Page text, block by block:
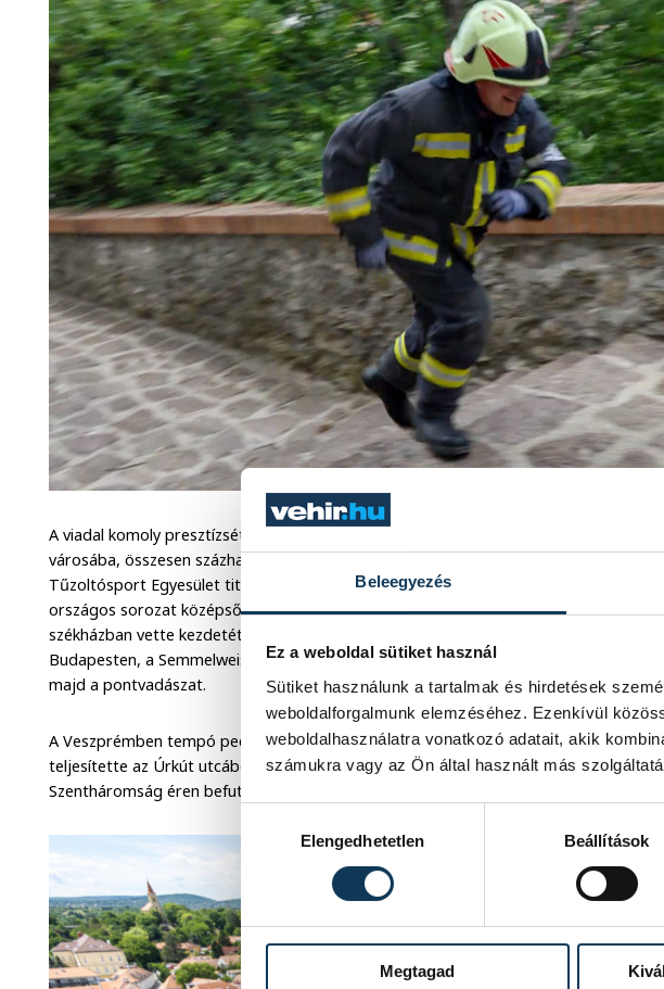
Beleegyezés
Ez a weboldal sütiket használ
Sütiket használunk a tartalmak és hirdetések
weboldalforgalmunk elemzéséhez. Ezenkívül
weboldalhasználatra vonatkozó adatait, akik
számukra vagy az Ön által használt más
Elengedhetetlen
Beállítások
Megtagad
A viadal komoly presztízsét jelzi, hogy az ország minden részéből érkeztek
városába, összesen százharminckét egyéni induló mérte össze a tudását. Németh
Tűzoltósport Egyesület titkára porálunknak elmondta, hogy a veszprémi állomás
országos sorozat középső, kiemelt fordulója. A bajnokság Szolnokon, a tizennyolc
székházban vette kezdetét, a veszprémi várostrom után pedig a hagyományokhoz
Budapesten, a Semmelweis Egyetem Nagyvárad téri huszonkét emeletes elméleti
majd a pontvadászat.
A Veszprémben tempó pedig bőven átlagon felüli volt. Akadt olyan tűzoltó is, aki
teljesítette az Úrkút utcából induló, majd a Benedek-hegyi keresztnél forduló, végül
Szentháromság éren befutó pályát.